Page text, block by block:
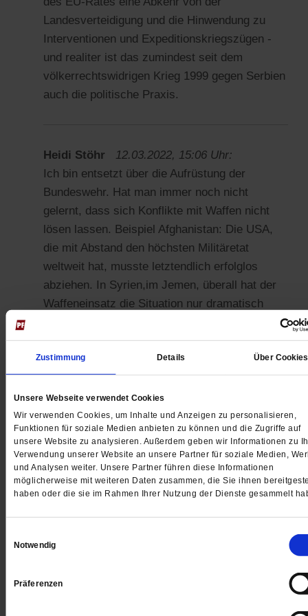
Zustimmung Details Über Cookies
Unsere Webseite verwendet Cookies
Wir verwenden Cookies, um Inhalte und Anzeigen zu personalisieren,
Funktionen für soziale Medien anbieten zu können und die Zugriffe auf
unsere Website zu analysieren. Außerdem geben wir Informationen zu
Verwendung unserer Website an unsere Partner für soziale Medien,
und Analysen weiter. Unsere Partner führen diese Informationen
möglicherweise mit weiteren Daten zusammen, die Sie ihnen
haben oder die sie im Rahmen Ihrer Nutzung der Dienste gesammelt
Notwendig
Präferenzen
Landesverteidigung und die Hinwendung zu
Interventionen und Expeditionskriegszügen -
und realiter ist das zumindest seit dem
völkerrechtswidrigen Krieg 1999 gegen Serbien
auch die politische Praxis.
Heidi Stöhr
12.03.2022, 15:06 Uhr:
Ich bin entsetzt über die Aufrüstung der
Bundeswehr. Hat man immer noch nicht
gelernt, dass sich Konflikte mit Waffen nicht
lösen lassen. Beispiel Afghanistan: Die USA,
die mit Abstand den höchsten Militäretat
weltweit hat, musste letztendlich erfolglos
abziehen. In Syrien,im Jemen, überall hat der
Waffeneinsatz die Situation nur dramatisch
verschlechtert. Die Mittel sollten besser für den
zivilen Friedensdienst und für den Klimaschutz
eingesetzt werden. So freut sich nur die
Waffenindustrie.
waltraud anheier
12.03.2022, 16:57 Uhr:
Ich finde den Sonderetat nicht gerechtfertigt.
Die Bundeswehr sollte vor allem erstmal neu
struckturiert werden u. weniger für
nichts aber auch garnichts Ähnliches für das
der Klimakrise ganz zu schweigen.